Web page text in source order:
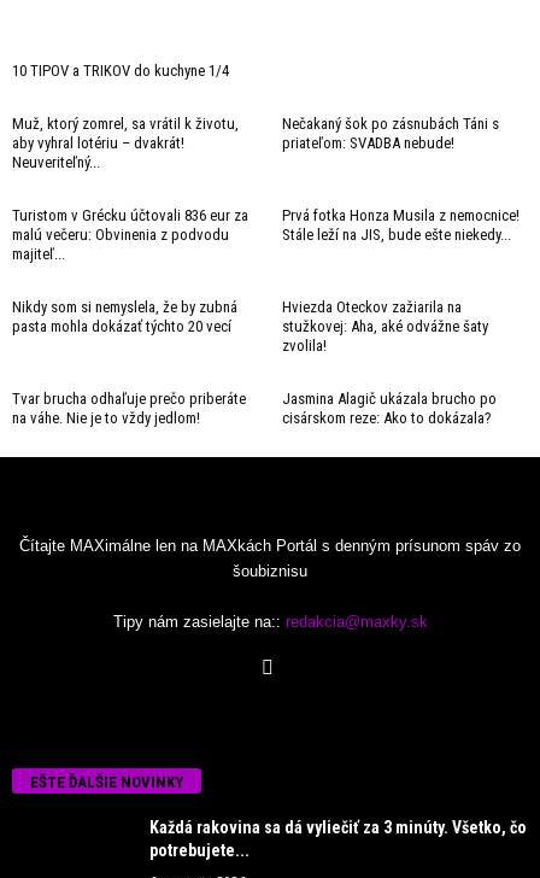
10 TIPOV a TRIKOV do kuchyne 1/4
Muž, ktorý zomrel, sa vrátil k životu,
aby vyhral lotériu – dvakrát!
Neuveriteľný...
Nečakaný šok po zásnubách Táni s
priateľom: SVADBA nebude!
Turistom v Grécku účtovali 836 eur za
malú večeru: Obvinenia z podvodu
majiteľ...
Prvá fotka Honza Musila z nemocnice!
Stále leží na JIS, bude ešte niekedy...
Nikdy som si nemyslela, že by zubná
pasta mohla dokázať týchto 20 vecí
Hviezda Oteckov zažiarila na
stužkovej: Aha, aké odvážne šaty
zvolila!
Tvar brucha odhaľuje prečo priberáte
na váhe. Nie je to vždy jedlom!
Jasmina Alagič ukázala brucho po
cisárskom reze: Ako to dokázala?
Čítajte MAXimálne len na MAXkách Portál s denným prísunom spáv zo
šoubiznisu
Tipy nám zasielajte na:: redakcia@maxky.sk
EŠTE ĎALŠIE NOVINKY
Každá rakovina sa dá vyliečiť za 3 minúty. Všetko, čo
potrebujete...